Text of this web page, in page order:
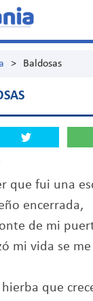
> Baldosas
que fui una
encerrada,
de mi
mi vida se
que